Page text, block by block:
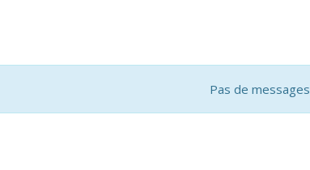
Pas de messages